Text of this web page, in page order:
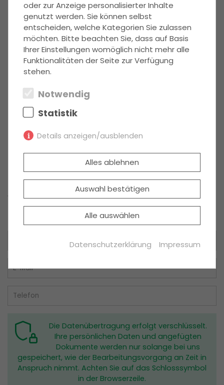
Veranlassen Sie als Käufer die
Prüfung des
Grundstückskaufvertrages
Hängen Sie den Vertragsentwurf des Notars an
das ausgefüllte Formular.
Fügen Sie auch eventuell vorhandene weitere
Unterlagen bei.
Wünsche im Hinblick auf den Grundstückskauf
haben
Wir melden uns so schnell wie möglich bei Ihnen.
Die Datenübertragung erfolgt verschlüsselt.
Ihre persönlichen Daten und angefügten
Dokumente werden nur solange bei uns
gespeichert, wie der Bearbeitungsvorgang an Zeit in
Anspruch nimmt. Achten Sie auf das Schlosssymbol
in der Browserzeile.
oder zur Anzeige personalisierter Inhalte
genutzt werden. Sie können selbst
entscheiden, welche Kategorien Sie zulassen
möchten. Bitte beachten Sie, dass auf Basis
Ihrer Einstellungen womöglich nicht mehr alle
Funktionalitäten der Seite zur Verfügung
stehen.
Notwendig
Statistik
Details anzeigen/ausblenden
Notwendig(2)
grundlegende Funktionen und sind für die
einwandfreie Funktion der Website
erforderlich.
Die sog. Session-ID ist ein zufällig
Sessiondaten auf dem Server eindeutig
Cookies oder als Bestandteil der URL an ein
Folgescript übergeben werden, damit
wiederfinden kann.
Laufzeit: Session
Anbieter: Diese Website
Datenschutzerklärung
Alles ablehnen
Auswahl bestätigen
Alle auswählen
Datenschutzerklärung Impressum